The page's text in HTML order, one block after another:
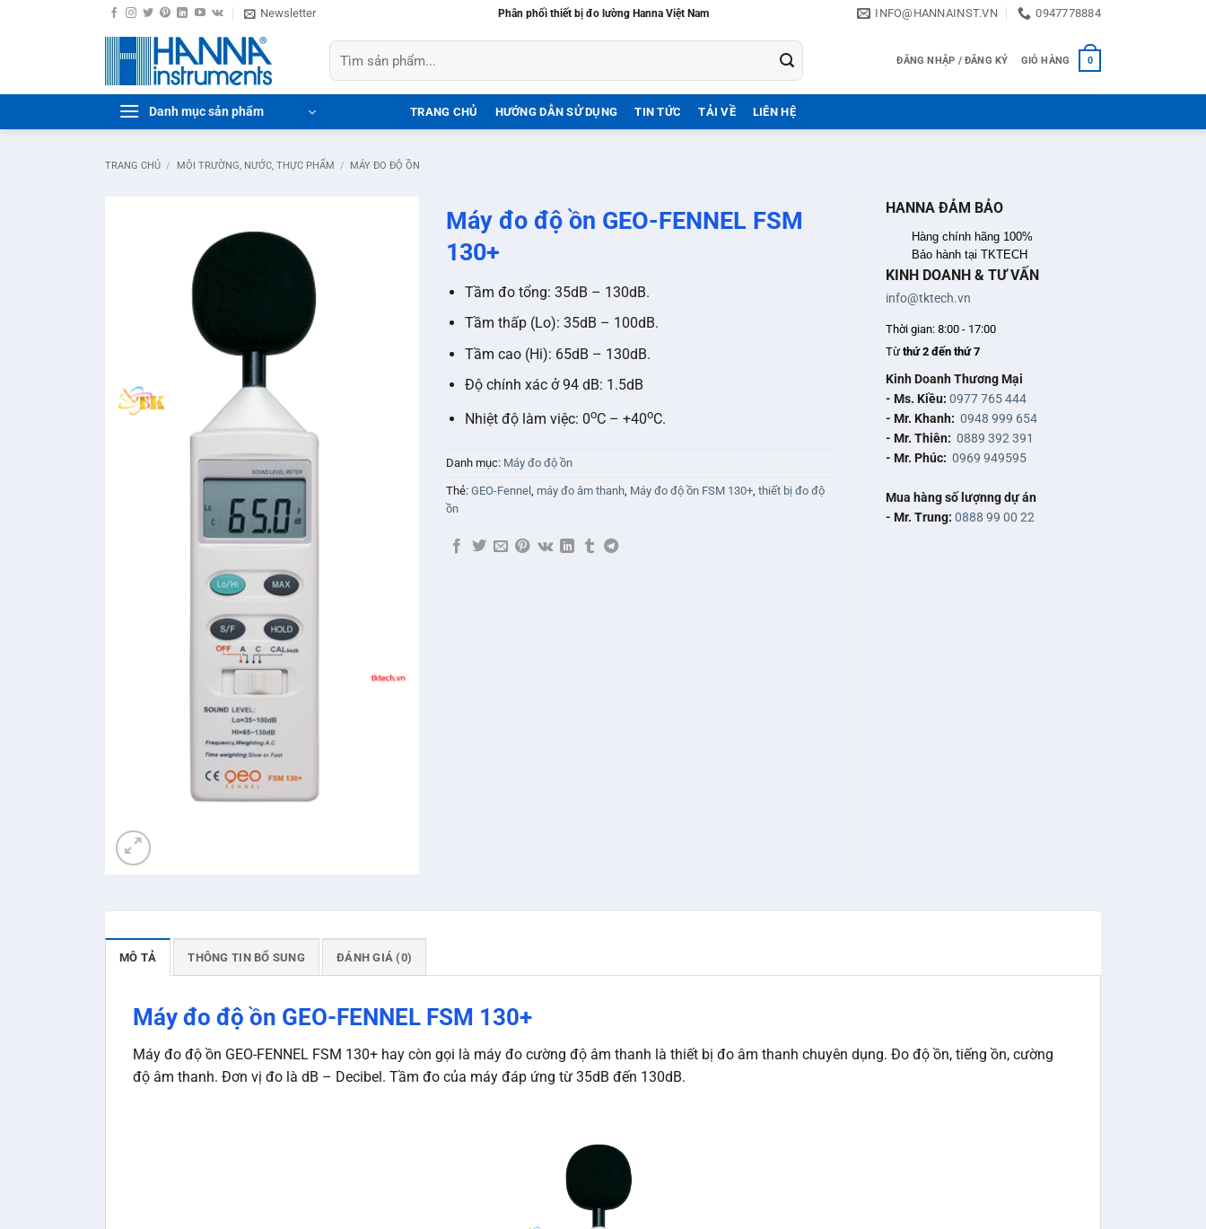
Newsletter Phân phối thiết bị đo lường Hanna Việt Nam INFO@HANNAINST.VN 0947778884
Tìm
kiếm:
ĐĂNG NHẬP / ĐĂNG KÝ GIỎ HÀNG 0
Danh mục sản phẩm TRANG CHỦ HƯỚNG DẪN SỬ DỤNG TIN TỨC TẢI VỀ LIÊN HỆ
TRANG CHỦ / MÔI TRƯỜNG, NƯỚC, THỰC PHẨM / MÁY ĐO ĐỘ ỒN
Máy đo độ ồn GEO-FENNEL FSM
130+
Tầm đo tổng: 35dB – 130dB.
Tầm thấp (Lo): 35dB – 100dB.
Tầm cao (Hi): 65dB – 130dB.
Độ chính xác ở 94 dB: 1.5dB
Nhiệt độ làm việc: 0oC – +40oC.
Danh mục: Máy đo độ ồn
Thẻ: GEO-Fennel , máy đo âm thanh, Máy đo độ ồn FSM 130+, thiết bị đo độ
ồn
HANNA ĐẢM BẢO
Hàng chính hãng 100%
Bảo hành tại TKTECH
KINH DOANH & TƯ VẤN
info@tktech.vn
Thời gian: 8:00 - 17:00
Từthứ 2 đến thứ 7
Kinh Doanh Thương Mại
- Ms. Kiều: 0977 765 444
- Mr. Khanh: 0948 999 654
- Mr. Thiên: 0889 392 391
- Mr. Phúc: 0969 949595
Mua hàng số lượnng dự án
- Mr. Trung: 0888 99 00 22
MÔ TẢ THÔNG TIN BỔ SUNG ĐÁNH GIÁ (0)
Máy đo độ ồn GEO-FENNEL FSM 130+
Máy đo độ ồn GEO-FENNEL FSM 130+ hay còn gọi là máy đo cường độ âm thanh là thiết bị đo âm thanh chuyên dụng. Đo độ ồn, tiếng ồn, cường
độ âm thanh. Đơn vị đo là dB – Decibel. Tầm đo của máy đáp ứng từ 35dB đến 130dB.